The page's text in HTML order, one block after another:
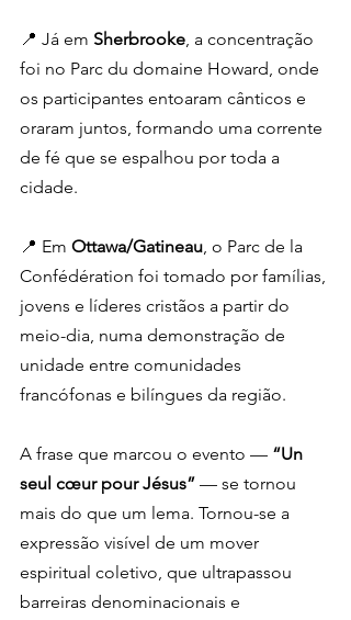
📍 Já em Sherbrooke, a concentração
foi no Parc du domaine Howard, onde
os participantes entoaram cânticos e
oraram juntos, formando uma corrente
de fé que se espalhou por toda a
cidade.
📍 Em Ottawa/Gatineau, o Parc de la
Confédération foi tomado por famílias,
jovens e líderes cristãos a partir do
meio-dia, numa demonstração de
unidade entre comunidades
francófonas e bilíngues da região.
A frase que marcou o evento — “Un
seul cœur pour Jésus” — se tornou
mais do que um lema. Tornou-se a
expressão visível de um mover
espiritual coletivo, que ultrapassou
barreiras denominacionais e